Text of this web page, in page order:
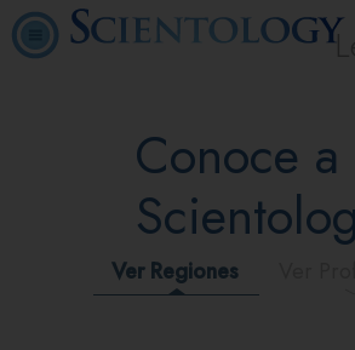
Conoce a
Ver Regiones